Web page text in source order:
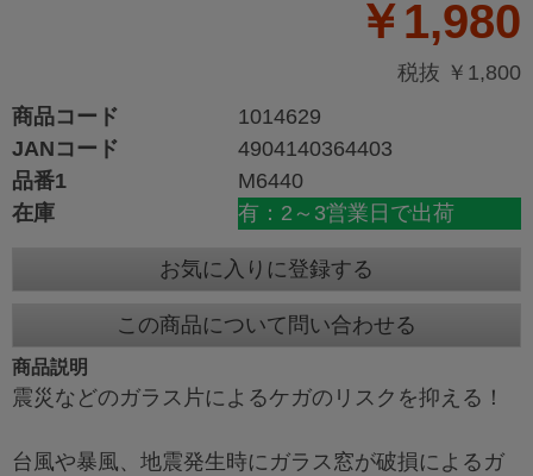
￥1,980
税抜 ￥1,800
商品コード
1014629
JANコード
4904140364403
品番1
M6440
在庫
有：2～3営業日で出荷
お気に入りに登録する
この商品について問い合わせる
商品説明
震災などのガラス片によるケガのリスクを抑える！
台風や暴風、地震発生時にガラス窓が破損によるガ